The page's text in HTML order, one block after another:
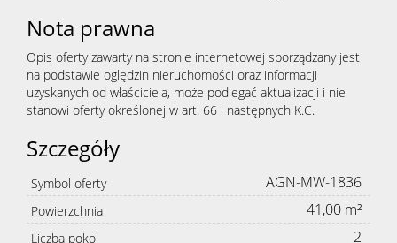
Nota prawna
Opis oferty zawarty na stronie internetowej sporządzany jest
na podstawie oględzin nieruchomości oraz informacji
uzyskanych od właściciela, może podlegać aktualizacji i nie
stanowi oferty określonej w art. 66 i następnych K.C.
Szczegóły
Symbol oferty AGN-MW-1836
Powierzchnia 41,00 m²
Liczba pokoi 2